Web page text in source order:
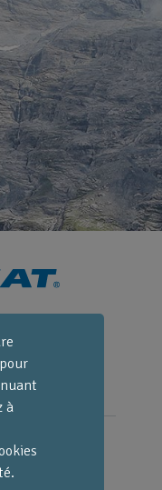
à
52
30
39, CH-8634